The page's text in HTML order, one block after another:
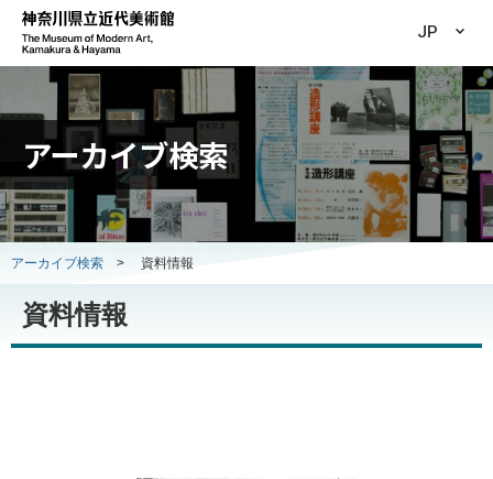
JP
アーカイブ検索
アーカイブ検索 > 資料情報
資料情報